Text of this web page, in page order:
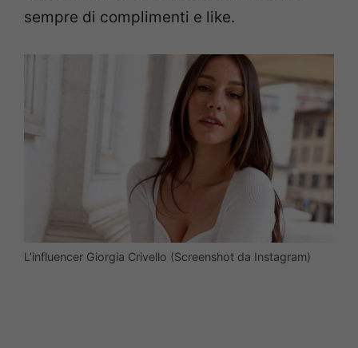
sempre di complimenti e like.
L’influencer Giorgia Crivello (Screenshot da Instagram)